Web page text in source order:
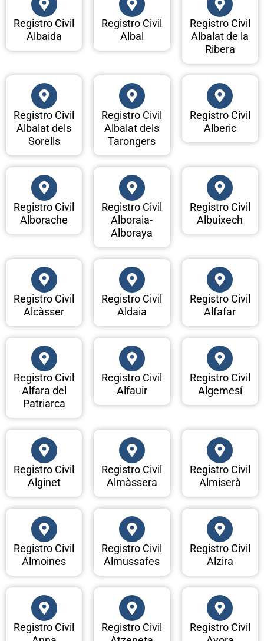
Registro Civil
Albaida
Registro Civil
Albal
Registro Civil
Albalat de la
Ribera
Registro Civil
Albalat dels
Sorells
Registro Civil
Albalat dels
Tarongers
Registro Civil
Alberic
Registro Civil
Alborache
Registro Civil
Alboraia-
Alboraya
Registro Civil
Albuixech
Registro Civil
Alcàsser
Registro Civil
Aldaia
Registro Civil
Alfafar
Registro Civil
Alfara del
Patriarca
Registro Civil
Alfauir
Registro Civil
Algemesí
Registro Civil
Alginet
Registro Civil
Almàssera
Registro Civil
Almiserà
Registro Civil
Almoines
Registro Civil
Almussafes
Registro Civil
Alzira
Registro Civil
Registro Civil
Registro Civil